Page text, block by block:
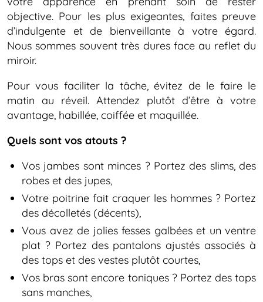
objective. Pour les plus exigeantes, faites preuve
d’indulgente et de bienveillante à votre égard.
Nous sommes souvent très dures face au reflet du
miroir.
Pour vous faciliter la tâche, évitez de le faire le
matin au réveil. Attendez plutôt d’être à votre
avantage, habillée, coiffée et maquillée.
Quels sont vos atouts ?
Vos jambes sont minces ? Portez des slims, des
robes et des jupes,
Votre poitrine fait craquer les hommes ? Portez
des décolletés (décents),
Vous avez de jolies fesses galbées et un ventre
plat ? Portez des pantalons ajustés associés à
des tops et des vestes plutôt courtes,
Vos bras sont encore toniques ? Portez des tops
sans manches,